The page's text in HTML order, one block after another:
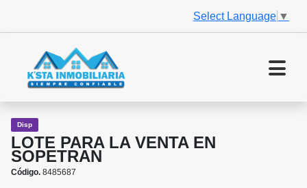
Select Language ▼
Disp
LOTE PARA LA VENTA EN
SOPETRAN
Código. 8485687